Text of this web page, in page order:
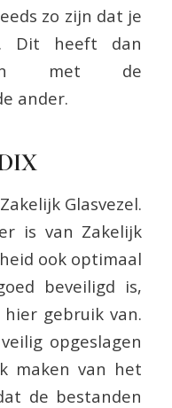
zo zijn dat je
Dit heeft dan
met de
ander.
Glasvezel.
is van Zakelijk
ook optimaal
beveiligd is,
gebruik van.
opgeslagen
maken van het
de bestanden